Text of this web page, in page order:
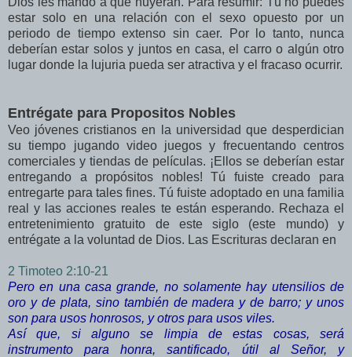
estar solo en una relación con el sexo opuesto por un
periodo de tiempo extenso sin caer. Por lo tanto, nunca
deberían estar solos y juntos en casa, el carro o algún otro
lugar donde la lujuria pueda ser atractiva y el fracaso ocurrir.
Entrégate para Propositos Nobles
Veo jóvenes cristianos en la universidad que desperdician
su tiempo jugando video juegos y frecuentando centros
comerciales y tiendas de películas. ¡Ellos se deberían estar
entregando a propósitos nobles! Tú fuiste creado para
entregarte para tales fines. Tú fuiste adoptado en una familia
real y las acciones reales te están esperando. Rechaza el
entretenimiento gratuito de este siglo (este mundo) y
entrégate a la voluntad de Dios. Las Escrituras declaran en
2 Timoteo 2:10-21
Pero en una casa grande, no solamente hay utensilios de
oro y de plata, sino también de madera y de barro; y unos
son para usos honrosos, y otros para usos viles.
Así que, si alguno se limpia de estas cosas, será
instrumento para honra, santificado, útil al Señor, y